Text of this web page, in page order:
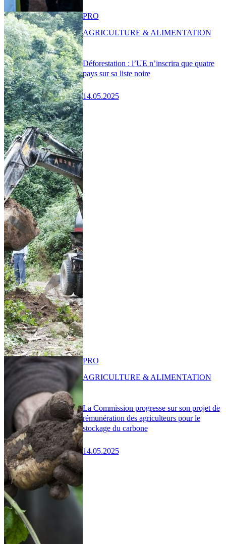
Déforestation : l’UE n’inscrira que quatre
pays sur sa liste noire
14.05.2025
PRO
AGRICULTURE & ALIMENTATION
La Commission progresse sur son projet de
rémunération des agriculteurs pour le
stockage du carbone
14.05.2025
PRO
AGRICULTURE & ALIMENTATION